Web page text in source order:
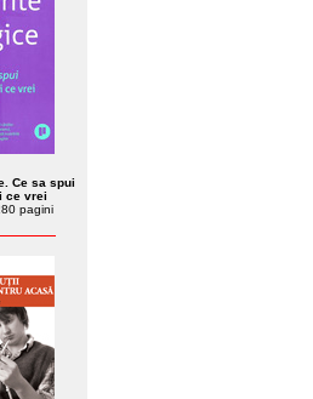
Ce sa spui
ce vrei
pagini